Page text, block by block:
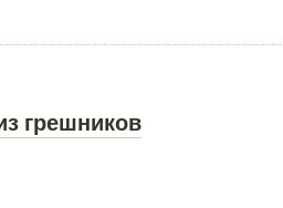
грешников